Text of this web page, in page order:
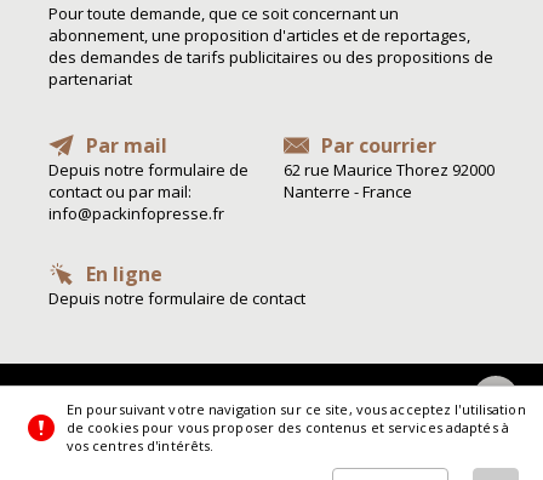
Pour toute demande, que ce soit concernant un
abonnement, une proposition d'articles et de reportages,
des demandes de tarifs publicitaires ou des propositions de
partenariat
Par mail
Depuis notre formulaire de
contact ou par mail:
info@packinfopresse.fr
Par courrier
62 rue Maurice Thorez 92000
Nanterre - France
En ligne
Depuis notre formulaire de contact
En poursuivant votre navigation sur ce site, vous acceptez l'utilisation
de cookies pour vous proposer des contenus et services adaptés à
vos centres d'intérêts.